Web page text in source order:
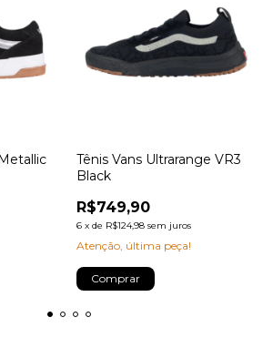
Tênis Vans Ultrarange VR3
Black
R$749,90
6 x de R$124,98 sem juros
Atenção, última peça!
Comprar